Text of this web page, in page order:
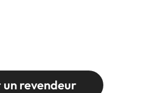
un revendeur